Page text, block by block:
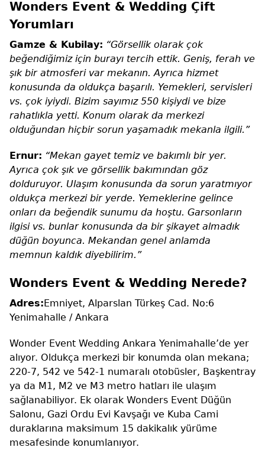
Wonders Event & Wedding Çift
Yorumları
Gamze & Kubilay: “Görsellik olarak çok
beğendiğimiz için burayı tercih ettik. Geniş, ferah ve
şık bir atmosferi var mekanın. Ayrıca hizmet
konusunda da oldukça başarılı. Yemekleri, servisleri
vs. çok iyiydi. Bizim sayımız 550 kişiydi ve bize
rahatlıkla yetti. Konum olarak da merkezi
olduğundan hiçbir sorun yaşamadık mekanla ilgili.”
Ernur: “Mekan gayet temiz ve bakımlı bir yer.
Ayrıca çok şık ve görsellik bakımından göz
dolduruyor. Ulaşım konusunda da sorun yaratmıyor
oldukça merkezi bir yerde. Yemeklerine gelince
onları da beğendik sunumu da hoştu. Garsonların
ilgisi vs. bunlar konusunda da bir şikayet almadık
düğün boyunca. Mekandan genel anlamda
memnun kaldık diyebilirim.”
Wonders Event & Wedding Nerede?
Adres: Emniyet, Alparslan Türkeş Cad. No:6
Yenimahalle / Ankara
Wonder Event Wedding Ankara Yenimahalle’de yer
alıyor. Oldukça merkezi bir konumda olan mekana;
220-7, 542 ve 542-1 numaralı otobüsler, Başkentray
ya da M1, M2 ve M3 metro hatları ile ulaşım
sağlanabiliyor. Ek olarak Wonders Event Düğün
Salonu, Gazi Ordu Evi Kavşağı ve Kuba Cami
duraklarına maksimum 15 dakikalık yürüme
mesafesinde konumlanıyor.